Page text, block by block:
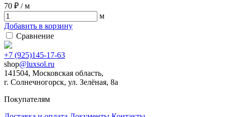
70 ₽ / м
м
Добавить в корзину
Сравнение
+7 (925)145-17-63
shop@luxsol.ru
141504, Московская область,
г. Солнечногорск, ул. Зелёная, 8а
Покупателям